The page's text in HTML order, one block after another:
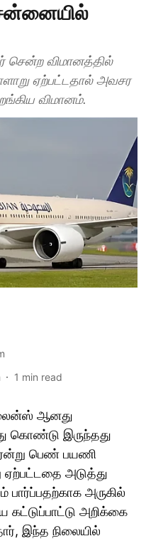
சென்ற விமானத்தில்
ஏற்பட்டதால் அவசர
விமானம்.
1 min read
ஆனது
கொண்டு இருந்தது
பெண் பயணி
ஏற்பட்டதை அடுத்து
பார்ப்பதற்காக அருகில்
அறிக்கை
இந்த நிலையில்